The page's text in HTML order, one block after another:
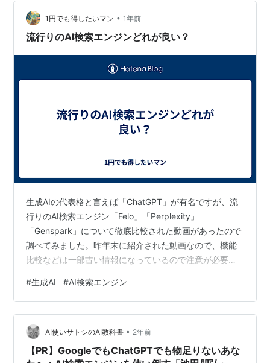
1円でも得したいマン • 1年前
流行りのAI検索エンジンどれが良い？
生成AIの代表格と言えば「ChatGPT」が有名ですが、流
行りのAI検索エンジン「Felo」「Perplexity」
「Genspark」について徹底比較された動画があったので
調べてみました。昨年末に紹介された動画なので、機能
比較などは一部古い情報になっているので注意が必要で
た。個人的に知っていたのは「Perplexity」で参照元の
URLを提示してくれるので良いかなと思っていました
が、この方のお勧めは「Genspark」と言うことだったの
で、最新情報を調べてみました。現状の「Genspark」は
無料プラン（Free）と有料プラン（Plus（月額2…
#生成AI #AI検索エンジン
AI使いサトシのAI教科書 • 2年前
【PR】GoogleでもChatGPTでも物足りないあな